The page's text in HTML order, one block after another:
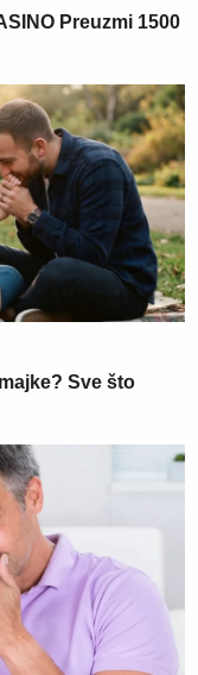
Preuzmi 1500
Sve što